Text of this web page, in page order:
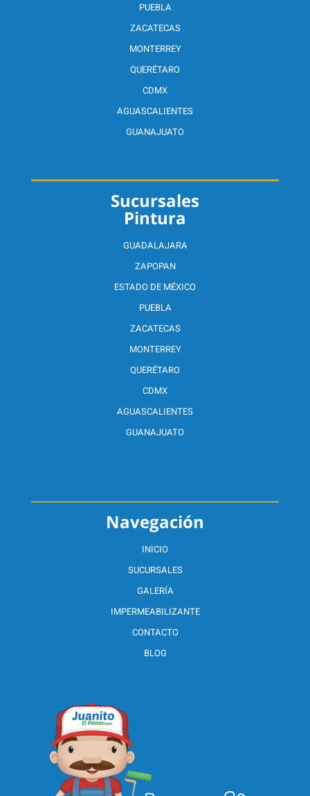
Navegación
INICIO
SUCURSALES
GALERÍA
IMPERMEABILIZANTE
CONTACTO
BLOG
Sucursales
Pintura
GUADALAJARA
ZAPOPAN
ESTADO DE MÉXICO
PUEBLA
ZACATECAS
MONTERREY
QUERÉTARO
CDMX
AGUASCALIENTES
GUANAJUATO
PUEBLA
ZACATECAS
MONTERREY
QUERÉTARO
CDMX
AGUASCALIENTES
GUANAJUATO